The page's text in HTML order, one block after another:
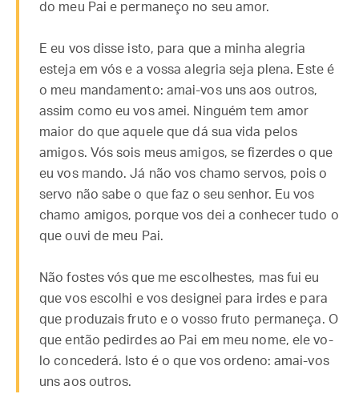
do meu Pai e permaneço no seu amor.
E eu vos disse isto, para que a minha alegria
esteja em vós e a vossa alegria seja plena. Este é
o meu mandamento: amai-vos uns aos outros,
assim como eu vos amei. Ninguém tem amor
maior do que aquele que dá sua vida pelos
amigos. Vós sois meus amigos, se fizerdes o que
eu vos mando. Já não vos chamo servos, pois o
servo não sabe o que faz o seu senhor. Eu vos
chamo amigos, porque vos dei a conhecer tudo o
que ouvi de meu Pai.
Não fostes vós que me escolhestes, mas fui eu
que vos escolhi e vos designei para irdes e para
que produzais fruto e o vosso fruto permaneça. O
que então pedirdes ao Pai em meu nome, ele vo-
lo concederá. Isto é o que vos ordeno: amai-vos
uns aos outros.